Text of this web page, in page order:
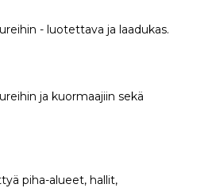
- luotettava ja laadukas.
ja kuormaajiin sekä
piha-alueet, hallit,